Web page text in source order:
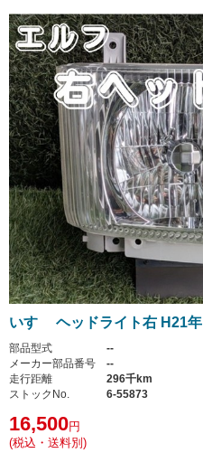
いすゞ ヘッドライト右 H21年
部品型式
--
メーカー部品番号
--
走行距離
296千km
ストックNo.
6-55873
16,500円
(税込・送料別)